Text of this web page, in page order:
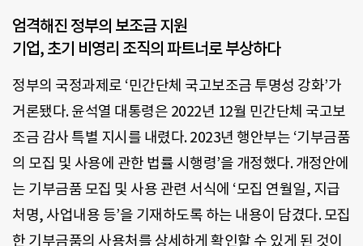
엄격해진 정부의 보조금 지원
기업, 초기 비영리 조직의 파트너로 부상하다
정부의 국정과제로 ‘민간단체 국고보조금 투명성 강화’가
거론됐다. 윤석열 대통령은 2022년 12월 민간단체 국고보
조금 감사 특별 지시를 내렸다. 2023년 행안부는 ‘기부금품
의 모집 및 사용에 관한 법률 시행령’을 개정했다. 개정안에
는 기부금품 모집 및 사용 관련 서식에 ‘모집 연월일, 지급
처명, 사업내용 등’을 기재하도록 하는 내용이 담겼다. 모집
한 기부금품의 사용처를 상세하게 확인할 수 있게 된 것이